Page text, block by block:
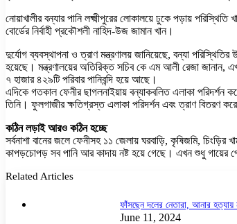
নোয়াখালীর বন্যার পানি লক্ষ্মীপুরের লোকালয়ে ঢুকে পড়ায়
বোর্ডের নির্বাহী প্রকৌশলী নাহিদ-উজ জামান খান।
দুর্যোগ ব্যবস্থাপনা ও ত্রাণ মন্ত্রণালয় জানিয়েছে, বন্যা
হয়েছে। মন্ত্রণালয়ের অতিরিক্ত সচিব কে এম আলী রেজা জানান,
৭ হাজার ৪২৯টি পরিবার পানিবন্দি হয়ে আছে।
এদিকে গতকাল ফেনীর ছাগলনাইয়ায় বন্যাকবলিত এলাকা পরিদর্শন
তিনি। ফুলগাজীর ক্ষতিগ্রস্ত এলাকা পরিদর্শন এবং ত্রাণ বিতরণ
কঠিন লড়াই আরও কঠিন হচ্ছে
সর্বনাশা বানের জলে ফেনীসহ ১১ জেলায় ঘরবাড়ি, কৃষিজমি,
কাপড়চোপড় সব পানি আর কাদায় নষ্ট হয়ে গেছে। এখন শুধু গায়ের
Related Articles
ফাঁসছেন দলের নেতারা, আনার
June 11, 2024